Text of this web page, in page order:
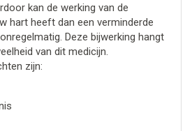
kan de werking van de
hart heeft dan een verminderde
Deze bijwerking hangt
van dit medicijn.
zijn: